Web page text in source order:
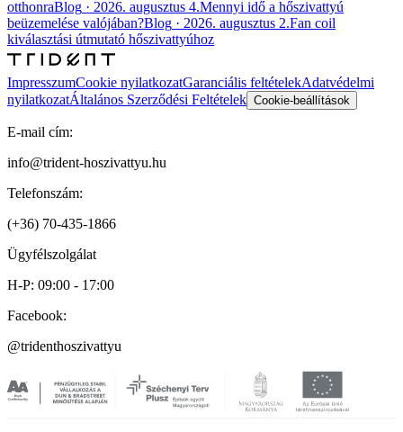
otthonraBlog · 2026. augusztus 4.Mennyi idő a hőszivattyú
beüzemelése valójában?Blog · 2026. augusztus 2.Fan coil
kiválasztási útmutató hőszivattyúhoz
ImpresszumCookie nyilatkozatGaranciális feltételekAdatvédelmi
nyilatkozatÁltalános Szerződési Feltételek Cookie-beállítások
E-mail cím:
info@trident-hoszivattyu.hu
Telefonszám:
(+36) 70-435-1866
Ügyfélszolgálat
H-P: 09:00 - 17:00
Facebook:
@tridenthoszivattyu